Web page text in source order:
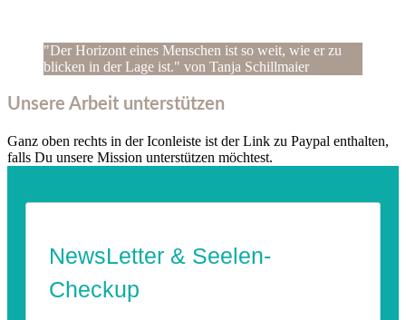
"Der Horizont eines Menschen ist so weit, wie er zu
blicken in der Lage ist." von Tanja Schillmaier
Unsere Arbeit unterstützen
Ganz oben rechts in der Iconleiste ist der Link zu Paypal enthalten,
falls Du unsere Mission unterstützen möchtest.